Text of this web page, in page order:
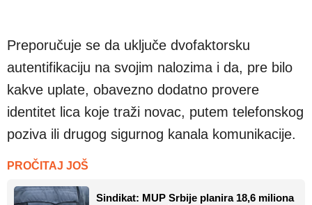
Preporučuje se da uključe dvofaktorsku
autentifikaciju na svojim nalozima i da, pre bilo
kakve uplate, obavezno dodatno provere
identitet lica koje traži novac, putem telefonskog
poziva ili drugog sigurnog kanala komunikacije.
PROČITAJ JOŠ
Sindikat: MUP Srbije planira 18,6 miliona